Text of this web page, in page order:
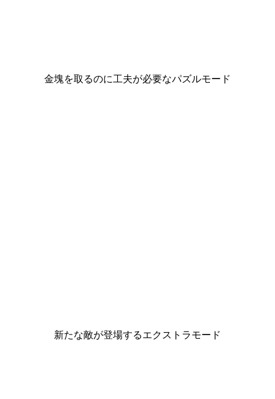
金塊を取るのに工夫が必要なパズルモード
新たな敵が登場するエクストラモード